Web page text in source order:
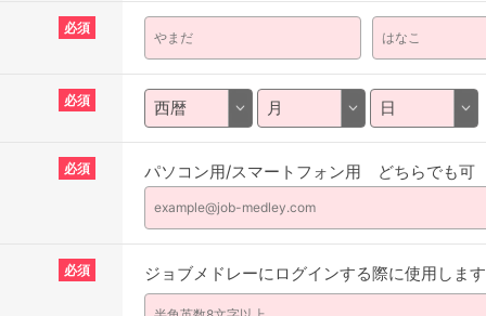
必須
必須
必須 パソコン用/スマートフォン用 どちらでも可
必須 ジョブメドレーにログインする際に使用します